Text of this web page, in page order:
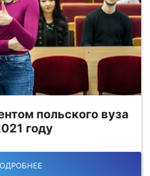
польского вуза
году